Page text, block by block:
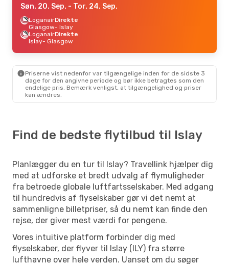
Søn. 20. Sep. - Tor. 24. Sep.
LoganairDirekte
Glasgow- Islay
LoganairDirekte
Islay- Glasgow
Priserne vist nedenfor var tilgængelige inden for de sidste 3
dage for den angivne periode og bør ikke betragtes som den
endelige pris. Bemærk venligst, at tilgængelighed og priser
kan ændres.
Find de bedste flytilbud til Islay
Planlægger du en tur til Islay? Travellink hjælper dig
med at udforske et bredt udvalg af flymuligheder
fra betroede globale luftfartsselskaber. Med adgang
til hundredvis af flyselskaber gør vi det nemt at
sammenligne billetpriser, så du nemt kan finde den
rejse, der giver mest værdi for pengene.
Vores intuitive platform forbinder dig med
flyselskaber, der flyver til Islay (ILY) fra større
lufthavne over hele verden. Uanset om du søger